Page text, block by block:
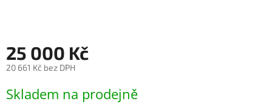
25 000 Kč
20 661 Kč bez DPH
cena:
Skladem na prodejně